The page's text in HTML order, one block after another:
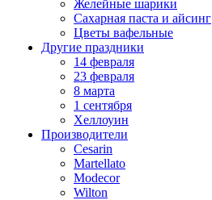
Желейные шарики
Сахарная паста и айсинг
Цветы вафельные
Другие праздники
14 февраля
23 февраля
8 марта
1 сентября
Хеллоуин
Производители
Cesarin
Martellato
Modecor
Wilton